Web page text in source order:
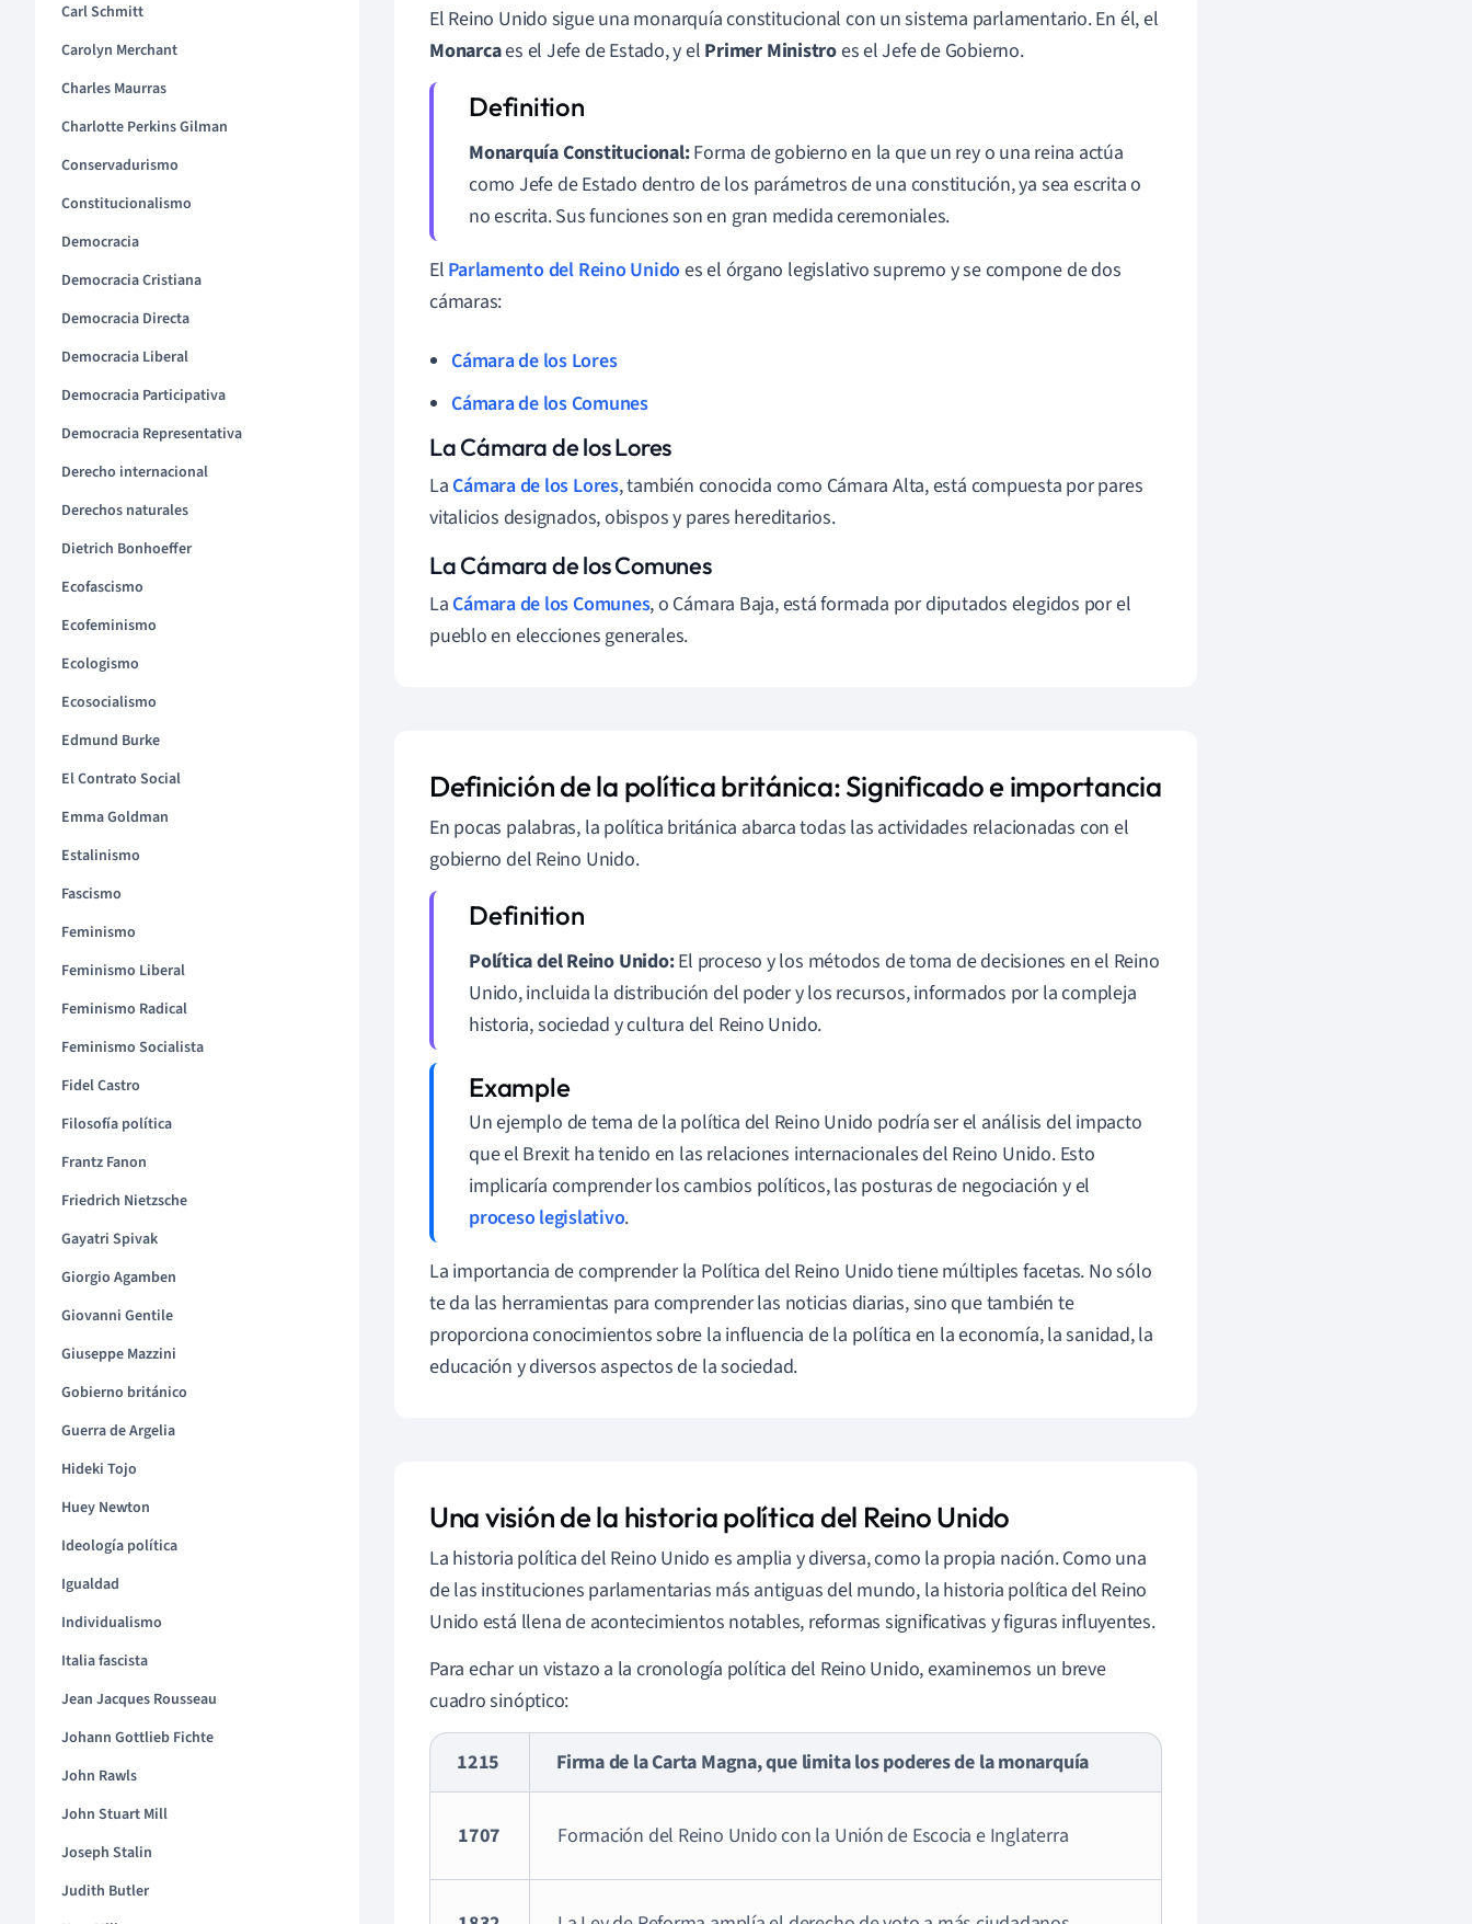
Carl Schmitt
Carolyn Merchant
Charles Maurras
Charlotte Perkins Gilman
Conservadurismo
Constitucionalismo
Democracia
Democracia Cristiana
Democracia Directa
Democracia Liberal
Democracia Participativa
Democracia Representativa
Derecho internacional
Derechos naturales
Dietrich Bonhoeffer
Ecofascismo
Ecofeminismo
Ecologismo
Ecosocialismo
Edmund Burke
El Contrato Social
Emma Goldman
Estalinismo
Fascismo
Feminismo
Feminismo Liberal
Feminismo Radical
Feminismo Socialista
Fidel Castro
Filosofía política
Frantz Fanon
Friedrich Nietzsche
Gayatri Spivak
Giorgio Agamben
Giovanni Gentile
Giuseppe Mazzini
Gobierno británico
Guerra de Argelia
Hideki Tojo
Huey Newton
Ideología política
Igualdad
Individualismo
Italia fascista
Jean Jacques Rousseau
Johann Gottlieb Fichte
John Rawls
John Stuart Mill
Joseph Stalin
Judith Butler
El Reino Unido sigue una monarquía constitucional con un sistema parlamentario. En él, el
Monarcaes el Jefe de Estado, y el Primer Ministroes el Jefe de Gobierno.
Monarquía Constitucional:Forma de gobierno en la que un rey o una reina actúa
como Jefe de Estado dentro de los parámetros de una constitución, ya sea escrita o
no escrita. Sus funciones son en gran medida ceremoniales.
El Parlamento del Reino Unidoes el órgano legislativo supremo y se compone de dos
cámaras:
Cámara de los Lores
Cámara de los Comunes
La Cámara de los Lores
La Cámara de los Lores, también conocida como Cámara Alta, está compuesta por pares
vitalicios designados, obispos y pares hereditarios.
La Cámara de los Comunes
La Cámara de los Comunes, o Cámara Baja, está formada por diputados elegidos por el
pueblo en elecciones generales.
Definición de la política británica: Significado e importancia
En pocas palabras, la política británica abarca todas las actividades relacionadas con el
gobierno del Reino Unido.
Política del Reino Unido:El proceso y los métodos de toma de decisiones en el Reino
Unido, incluida la distribución del poder y los recursos, informados por la compleja
historia, sociedad y cultura del Reino Unido.
Un ejemplo de tema de la política del Reino Unido podría ser el análisis del impacto
que el Brexit ha tenido en las relaciones internacionales del Reino Unido. Esto
implicaría comprender los cambios políticos, las posturas de negociación y el
proceso legislativo.
La importancia de comprender la Política del Reino Unido tiene múltiples facetas. No sólo
te da las herramientas para comprender las noticias diarias, sino que también te
proporciona conocimientos sobre la influencia de la política en la economía, la sanidad, la
educación y diversos aspectos de la sociedad.
Una visión de la historia política del Reino Unido
La historia política del Reino Unido es amplia y diversa, como la propia nación. Como una
de las instituciones parlamentarias más antiguas del mundo, la historia política del Reino
Unido está llena de acontecimientos notables, reformas significativas y figuras influyentes.
Para echar un vistazo a la cronología política del Reino Unido, examinemos un breve
cuadro sinóptico:
1215 Firma de la Carta Magna, que limita los poderes de la monarquía
1707 Formación del Reino Unido con la Unión de Escocia e Inglaterra